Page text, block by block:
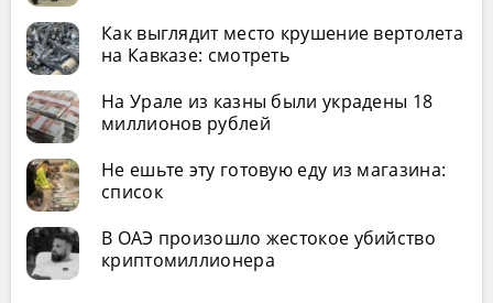
Как выглядит место крушение вертолета
на Кавказе: смотреть
На Урале из казны были украдены 18
миллионов рублей
Не ешьте эту готовую еду из магазина:
список
В ОАЭ произошло жестокое убийство
криптомиллионера